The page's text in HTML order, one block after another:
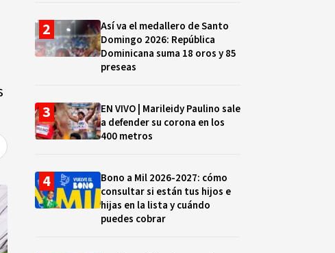
Así va el medallero de Santo
Domingo 2026: República
Dominicana suma 18 oros y 85
preseas
EN VIVO | Marileidy Paulino sale
a defender su corona en los
400 metros
Bono a Mil 2026-2027: cómo
consultar si están tus hijos e
hijas en la lista y cuándo
puedes cobrar